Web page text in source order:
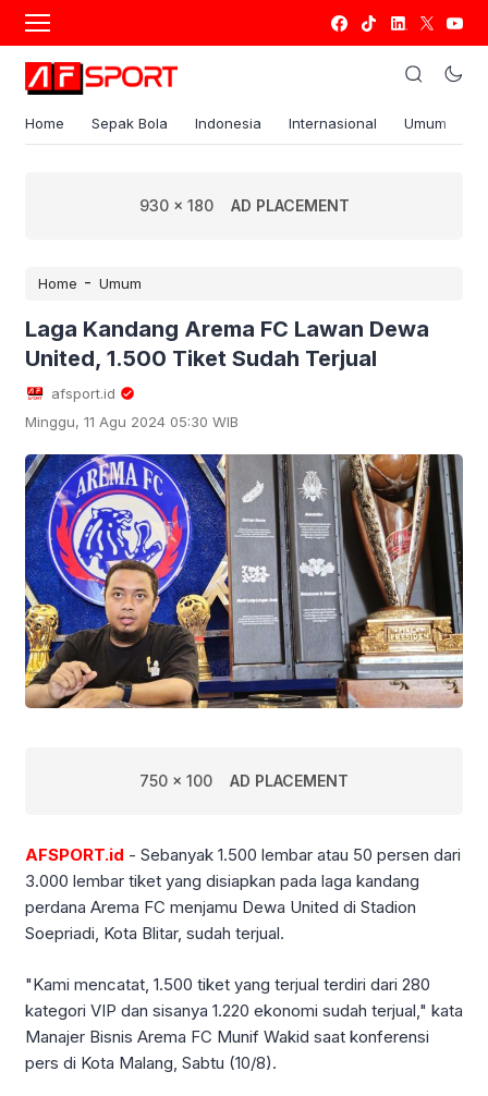
Home Sepak Bola Indonesia Internasional Umum
930 x 180 AD PLACEMENT
Home - Umum
Laga Kandang Arema FC Lawan Dewa
United, 1.500 Tiket Sudah Terjual
afsport.id
Minggu, 11 Agu 2024 05:30 WIB
750 x 100 AD PLACEMENT
AFSPORT.id - Sebanyak 1.500 lembar atau 50 persen dari
3.000 lembar tiket yang disiapkan pada laga kandang
perdana Arema FC menjamu Dewa United di Stadion
Soepriadi, Kota Blitar, sudah terjual.
"Kami mencatat, 1.500 tiket yang terjual terdiri dari 280
kategori VIP dan sisanya 1.220 ekonomi sudah terjual," kata
Manajer Bisnis Arema FC Munif Wakid saat konferensi
pers di Kota Malang, Sabtu (10/8).